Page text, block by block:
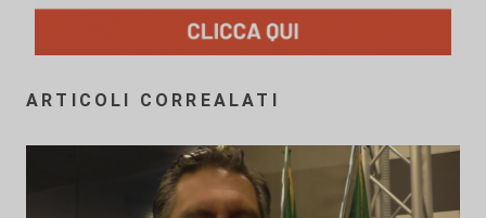
ARTICOLI CORREALATI